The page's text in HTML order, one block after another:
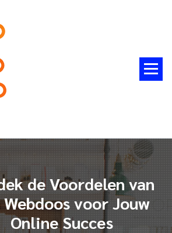
de Voordelen van
Webdoos voor Jouw
Online Succes